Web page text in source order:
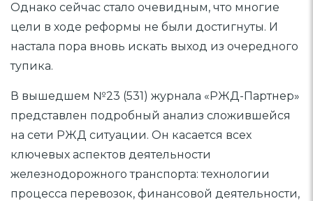
Однако сейчас стало очевидным, что многие
цели в ходе реформы не были достигнуты. И
настала пора вновь искать выход из очередного
тупика.
В вышедшем №23 (531) журнала «РЖД-Партнер»
представлен подробный анализ сложившейся
на сети РЖД ситуации. Он касается всех
ключевых аспектов деятельности
железнодорожного транспорта: технологии
процесса перевозок, финансовой деятельности,